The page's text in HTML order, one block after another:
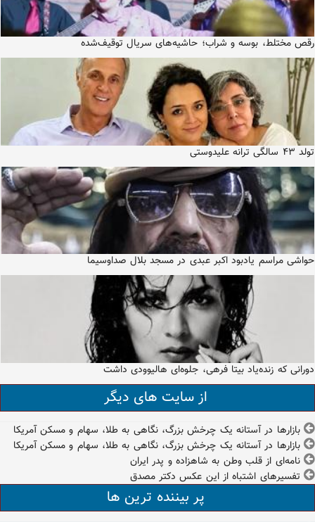
رقص مختلط، بوسه و شراب؛ حاشیه‌های سریال توقیف‌شده
تولد ۴۳ سالگی ترانه علیدوستی
حواشی مراسم یادبود اکبر عبدی در مسجد بلال صداوسیما
دورانی که زنده‌یاد بیتا فرهی، جلوه‌ای هالیوودی داشت
از سایت های دیگر
بازارها در آستانه یک چرخش بزرگ، نگاهی به طلا، سهام و مسکن آمریکا
بازارها در آستانه یک چرخش بزرگ، نگاهی به طلا، سهام و مسکن آمریکا
نامه‌ای از قلب وطن به شاهزاده‌ و پدر ایران
تفسیرهای اشتباه از این عکس دکتر مصدق
پر بیننده ترین ها